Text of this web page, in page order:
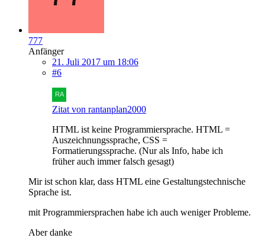
777
Anfänger
21. Juli 2017 um 18:06
#6
Zitat von rantanplan2000
HTML ist keine Programmiersprache. HTML =
Auszeichnungssprache, CSS =
Formatierungssprache. (Nur als Info, habe ich
früher auch immer falsch gesagt)
Mir ist schon klar, dass HTML eine Gestaltungstechnische
Sprache ist.
mit Programmiersprachen habe ich auch weniger Probleme.
Aber danke